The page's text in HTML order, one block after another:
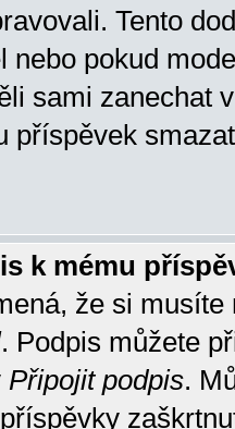
Tento
nebo pokud
sami zanechat
příspěvek
k mému
že si
. Podpis můžete
Připojit podpis.